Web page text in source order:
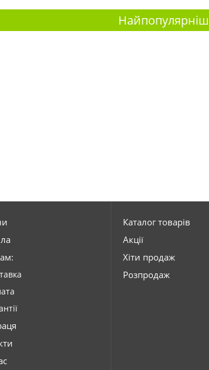
Каталог товарів
Акції
Хіти продаж
Розпродаж